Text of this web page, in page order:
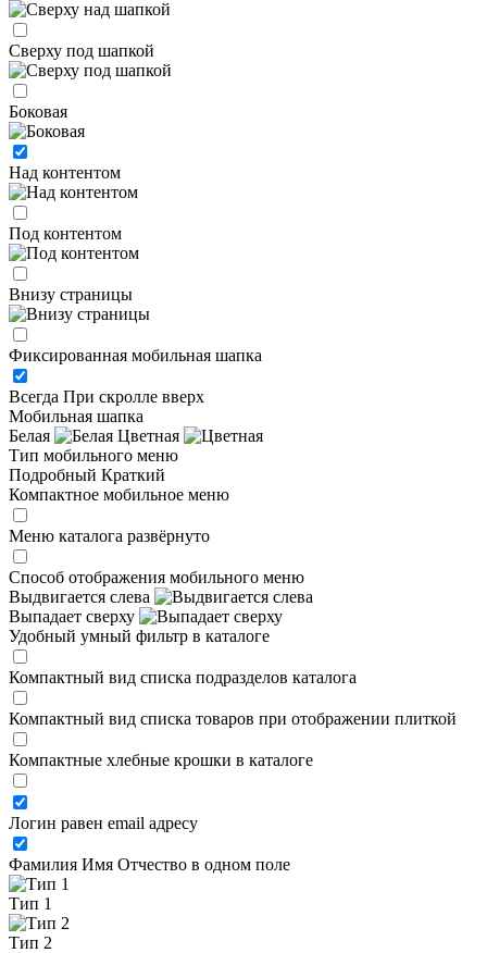
Сверху под шапкой
Боковая
Над контентом
Под контентом
Внизу страницы
Фиксированная мобильная шапка
Всегда При скролле вверх
Мобильная шапка
Белая
Цветная
Тип мобильного меню
Подробный Краткий
Компактное мобильное меню
Меню каталога развёрнуто
Способ отображения мобильного меню
Выдвигается слева
Выпадает сверху
Удобный умный фильтр в каталоге
Компактный вид списка подразделов каталога
Компактный вид списка товаров при отображении плиткой
Компактные хлебные крошки в каталоге
Логин равен email адресу
Фамилия Имя Отчество в одном поле
Тип 1
Тип 2